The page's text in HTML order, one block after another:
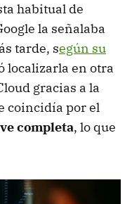
habitual de
la señalaba
tarde, según su
localizarla en otra
gracias a la
coincidía por el
completa, lo que